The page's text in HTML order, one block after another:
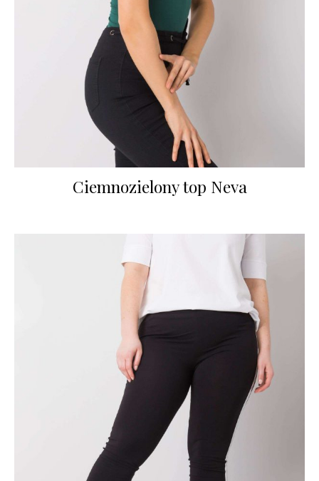
Ciemnozielony top Neva